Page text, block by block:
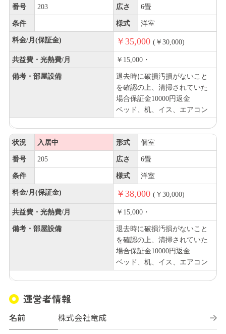
番号 203 広さ 6畳
条件 様式 洋室
料金/月(保証金) ￥35,000 (￥30,000)
共益費・光熱費/月 ￥15,000・
備考・部屋設備
退去時に破損汚損がないこと
を確認の上、清掃されていた
場合保証金10000円返金
ベッド、机、イス、エアコン
状況 入居中 形式 個室
番号 205 広さ 6畳
条件 様式 洋室
料金/月(保証金) ￥38,000 (￥30,000)
共益費・光熱費/月 ￥15,000・
備考・部屋設備
退去時に破損汚損がないこと
を確認の上、清掃されていた
場合保証金10000円返金
ベッド、机、イス、エアコン
運営者情報
名前
株式会社竜成